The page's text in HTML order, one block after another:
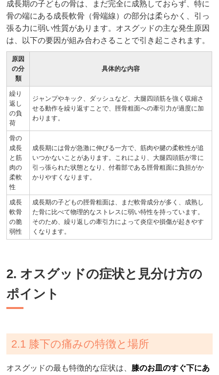
成長期の子どもの骨は、まだ完全に成熟しておらず、特に
骨の端にある成長軟骨（骨端線）の部分は柔らかく、引っ
張る力に弱い性質があります。オスグッドの主な発生原因
は、以下の要因が組み合わさることで引き起こされます。
原因
の分
類
具体的な内容
繰り
返し
の負
荷
ジャンプやキック、ダッシュなど、大腿四頭筋を強く収縮さ
せる動作を繰り返すことで、脛骨粗面への牽引力が過度に加
わります。
骨の
成長
と筋
肉の
柔軟
性
成長期には骨が急激に伸びる一方で、筋肉や腱の柔軟性が追
いつかないことがあります。これにより、大腿四頭筋が常に
引っ張られた状態となり、付着部である脛骨粗面に負担がか
かりやすくなります。
成長
軟骨
の脆
弱性
成長期の子どもの脛骨粗面は、まだ軟骨成分が多く、成熟し
た骨に比べて物理的なストレスに弱い特性を持っています。
そのため、繰り返しの牽引力によって炎症や損傷が起きやす
くなります。
2. オスグッドの症状と見分け方の
ポイント
2.1 膝下の痛みの特徴と場所
オスグッドの最も特徴的な症状は、 膝のお皿のすぐ下にあ